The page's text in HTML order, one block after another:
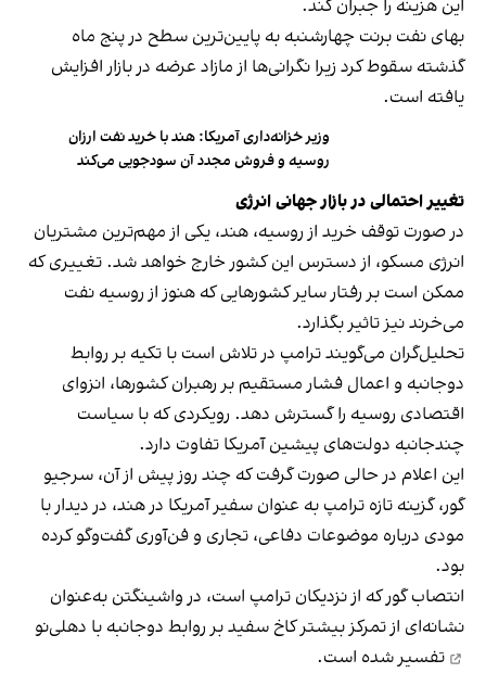
این هزینه را جبران کند.
بهای نفت برنت چهارشنبه به پایین‌ترین سطح در پنج ماه
گذشته سقوط کرد زیرا نگرانی‌ها از مازاد عرضه در بازار افزایش
یافته است.
وزیر خزانه‌داری آمریکا: هند با خرید نفت ارزان
روسیه و فروش مجدد آن سودجویی می‌کند
تغییر احتمالی در بازار جهانی انرژی
در صورت توقف خرید از روسیه، هند، یکی از مهم‌ترین مشتریان
انرژی مسکو، از دسترس این کشور خارج خواهد شد. تغییری که
ممکن است بر رفتار سایر کشورهایی که هنوز از روسیه نفت
می‌خرند نیز تاثیر بگذارد.
تحلیل‌گران می‌گویند ترامپ در تلاش است با تکیه بر روابط
دوجانبه و اعمال فشار مستقیم بر رهبران کشورها، انزوای
اقتصادی روسیه را گسترش دهد. رویکردی که با سیاست
چندجانبه دولت‌های پیشین آمریکا تفاوت دارد.
این اعلام در حالی صورت گرفت که چند روز پیش از آن، سرجیو
گور، گزینه تازه ترامپ به عنوان سفیر آمریکا در هند، در دیدار با
مودی درباره موضوعات دفاعی، تجاری و فن‌آوری گفت‌وگو کرده
بود.
انتصاب گور که از نزدیکان ترامپ است، در واشینگتن به‌عنوان
نشانه‌ای از تمرکز بیشتر کاخ سفید برروابط دوجانبه با دهلی‌نو
تفسیر شده است.